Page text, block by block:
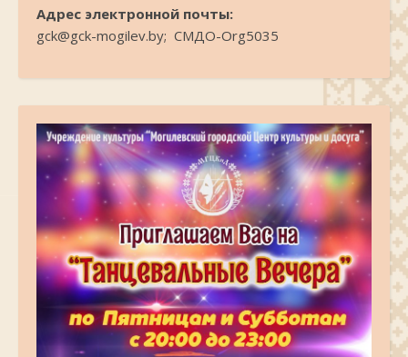
Адрес электронной почты:
gck@gck-mogilev.by; СМДО-Org5035